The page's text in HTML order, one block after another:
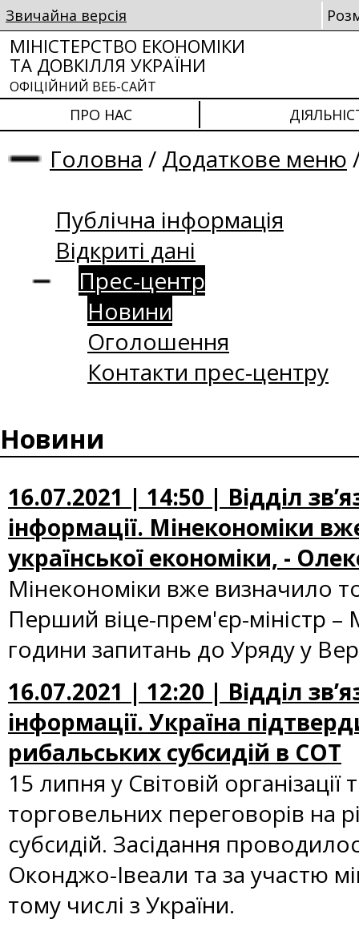
Звичайна версія
МІНІСТЕРСТВО ЕКОНОМІКИ
ТА ДОВКІЛЛЯ УКРАЇНИ
ОФІЦІЙНИЙ ВЕБ-САЙТ
ПРО НАС
Головна / Додаткове меню
Публічна інформація
Відкриті дані
Прес-центр
Новини
Оголошення
Контакти прес-центру
Новини
16.07.2021 | 14:50 | Відділ
інформації. Мінекономіки
української економіки, -
Мінекономіки вже визначило
Перший віце-прем'єр-міністр –
години запитань до Уряду у
16.07.2021 | 12:20 | Відділ
інформації. Україна
рибальських субсидій в СОТ
15 липня у Світовій
торговельних переговорів на
субсидій. Засідання
Оконджо-Івеали та за участю
тому числі з України.